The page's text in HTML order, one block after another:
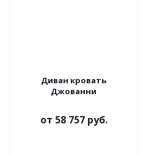
Диван кровать
Джованни
от 58 757 руб.